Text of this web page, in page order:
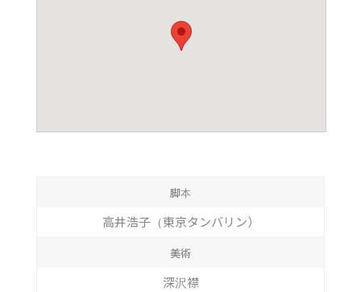
脚本
高井浩子（東京タンバリン）
美術
深沢襟